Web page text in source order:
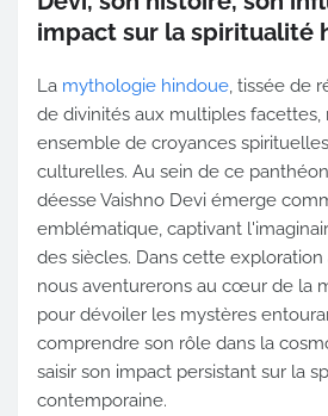
impact sur la spiritualité
La mythologie hindoue, tissée de
de divinités aux multiples
ensemble de croyances
culturelles. Au sein de ce
déesse Vaishno Devi émerge
emblématique, captivant
des siècles. Dans cette
nous aventurerons au cœur de la
pour dévoiler les mystères
comprendre son rôle dans la
saisir son impact persistant sur la
contemporaine.